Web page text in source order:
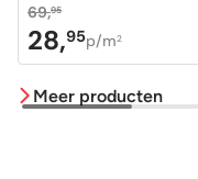
69,95
Oorspronkelijke
prijs
was:
28,95
Huidige
prijs
is:
p/m2
Meer producten